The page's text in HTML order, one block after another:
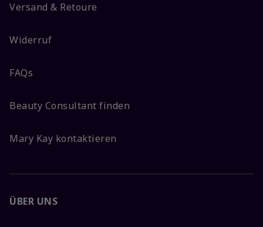
Versand & Retoure
Widerruf
FAQs
Beauty Consultant finden
Mary Kay kontaktieren
ÜBER UNS